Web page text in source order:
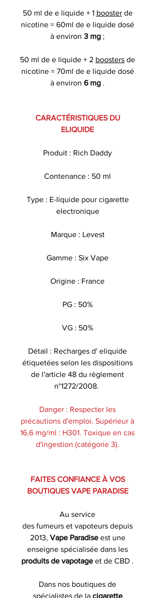
50 ml de e liquide + 1 boosterde
nicotine = 60ml de e liquide dosé
à environ 3 mg ;
50 ml de e liquide + 2 boosters de
nicotine = 70ml de e liquide dosé
à environ 6 mg .
CARACTÉRISTIQUES DU
ELIQUIDE
Produit : Rich Daddy
Contenance : 50 ml
Type : E-liquide pour cigarette
electronique
Marque : Levest
Gamme : Six Vape
Origine : France
PG : 50%
VG : 50%
Détail : Recharges d' eliquide
étiquetées selon les dispositions
de l'article 48 du règlement
n°1272/2008.
Danger : Respecter les
précautions d'emploi. Supérieur à
16,6 mg/ml : H301. Toxique en cas
d'ingestion (catégorie 3).
FAITES CONFIANCE À VOS
BOUTIQUES VAPE PARADISE
Au service
des fumeurs et vapoteurs depuis
2013, Vape Paradiseest une
enseigne spécialisée dans les
produits de vapotage et de CBD .
Dans nos boutiques de
spécialistes de la cigarette